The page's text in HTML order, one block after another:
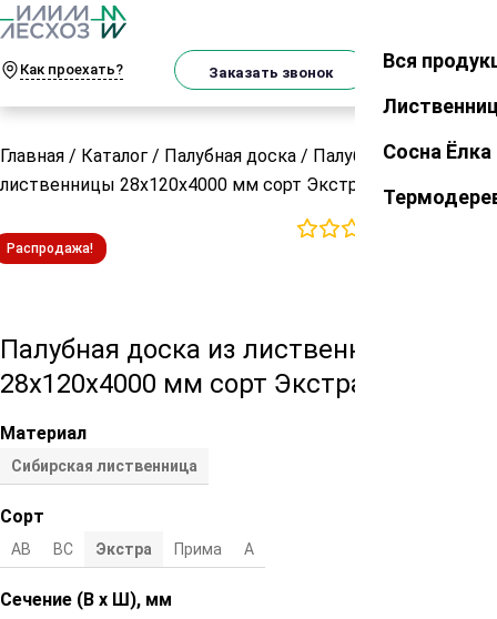
Как проехать? Заказать звонок Закрыть
Вся
Сосна Ёлка
Главная / Каталог / Палубная доска / Палубная доска из
лиственницы 28х120х4000 мм сорт Экстра
Распродажа!
Палубная доска из лиственницы
28х120х4000 мм сорт Экстра
Материал
Сибирская лиственница
Сорт
АВ ВС Экстра Прима А
Сечение (В х Ш), мм